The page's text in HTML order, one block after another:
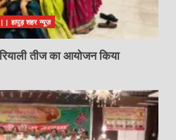
हापुड़ शहर न्यूज़
तीज का आयोजन किया